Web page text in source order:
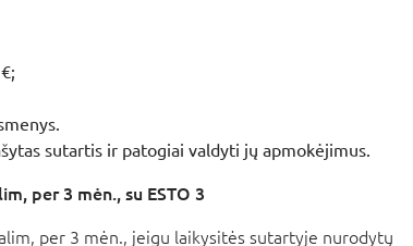
sutartis ir patogiai valdyti jų apmokėjimus.
per 3 mėn., su ESTO 3
per 3 mėn., jeigu laikysitės sutartyje nurodytų